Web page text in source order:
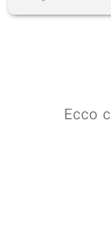
Ecco